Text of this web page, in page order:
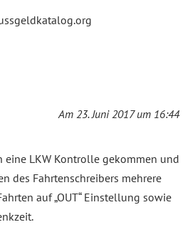
Am 23. Juni 2017 um 16:44
eine LKW Kontrolle gekommen und
des Fahrtenschreibers mehrere
auf „OUT“ Einstellung sowie